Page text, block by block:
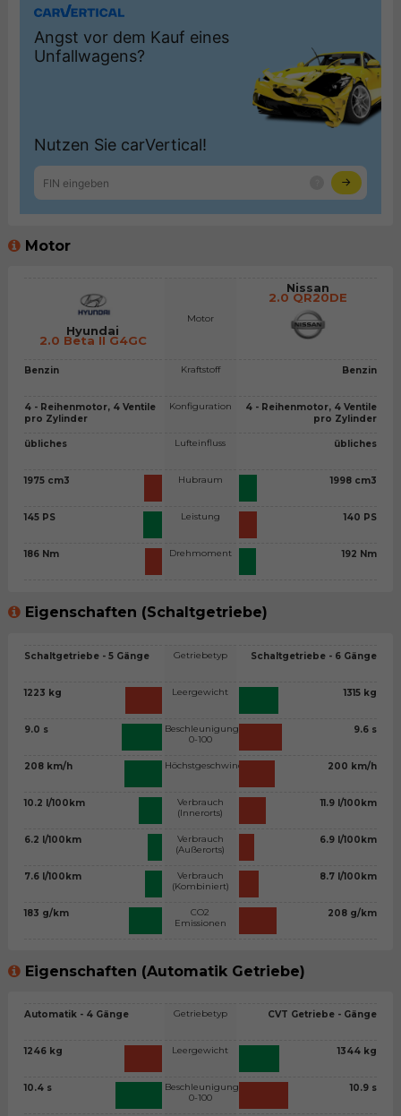
Motor
Hyundai
2.0 Beta II G4GC
Benzin
4 - Reihenmotor, 4 Ventile
pro Zylinder
übliches
1975 cm3
145 PS
186 Nm
Motor
Kraftstoff
Konfiguration
Lufteinfluss
Hubraum
Leistung
Drehmoment
Nissan
2.0 QR20DE
Benzin
4 - Reihenmotor, 4 Ventile
pro Zylinder
übliches
1998 cm3
140 PS
192 Nm
Eigenschaften (Schaltgetriebe)
Schaltgetriebe - 5 Gänge
1223 kg
9.0 s
208 km/h
10.2 l/100km
6.2 l/100km
7.6 l/100km
183 g/km
Getriebetyp
Leergewicht
Beschleunigung
0-100
Höchstgeschwindigkeit
Verbrauch
(Innerorts)
Verbrauch
(Außerorts)
Verbrauch
(Kombiniert)
CO2
Emissionen
Schaltgetriebe - 6 Gänge
1315 kg
9.6 s
200 km/h
11.9 l/100km
6.9 l/100km
8.7 l/100km
208 g/km
Eigenschaften (Automatik Getriebe)
Automatik - 4 Gänge
1246 kg
10.4 s
Getriebetyp
Leergewicht
Beschleunigung
0-100
CVT Getriebe - Gänge
1344 kg
10.9 s